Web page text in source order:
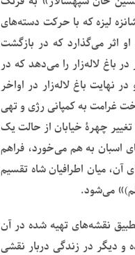
لیزه که با حرکت دسته‌های
اثر می‌گذارد که در بازگشت
باغ لاله‌زار را می‌دهد که در
باغ لاله‌زار در اواخر
قرارداد تنباکو و پرداخت غرامت به کمپانی رژی و تهی
چهرۀ خیابان از حالت یک
اسبان به هم می‌خورد، فراهم
میان اطرافیان شاه تقسیم
می‌شود.
نقشه‌های تهیه شده در آن
و دیگر در زندگی دربار نقشی